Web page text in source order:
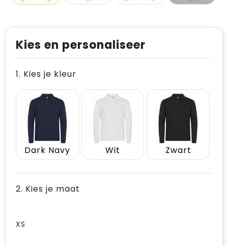
Kies en personaliseer
1. Kies je kleur
Dark Navy Wit Zwart
2. Kies je maat
XS